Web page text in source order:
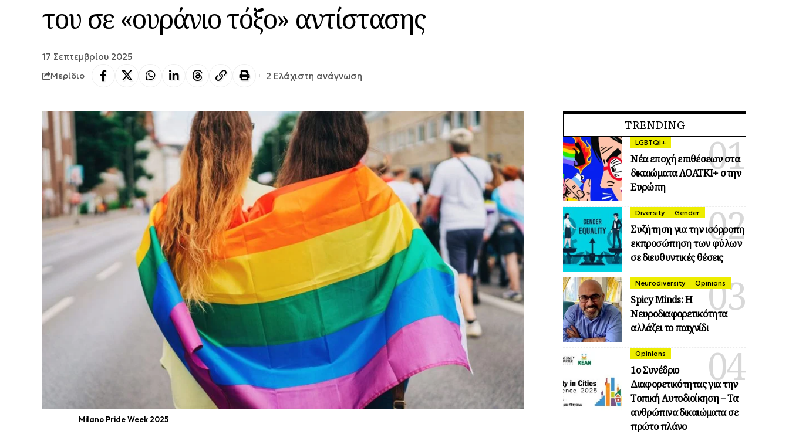
του σε «ουράνιο τόξο» αντίστασης
17 Σεπτεμβρίου 2025
Μερίδιο 2 Ελάχιστη ανάγνωση
Milano Pride Week 2025
TRENDING
LGBTQI+
Νέα εποχή επιθέσεων στα
δικαιώματα ΛΟΑΤΚΙ+ στην
Ευρώπη
Diversity Gender
Συζήτηση για την ισόρροπη
εκπροσώπηση των φύλων
σε διευθυντικές θέσεις
Neurodiversity Opinions
Spicy Minds: Η
Νευροδιαφορετικότητα
αλλάζει το παιχνίδι
Opinions
1ο Συνέδριο
Διαφορετικότητας για την
Τοπική Αυτοδιοίκηση – Τα
ανθρώπινα δικαιώματα σε
πρώτο πλάνο